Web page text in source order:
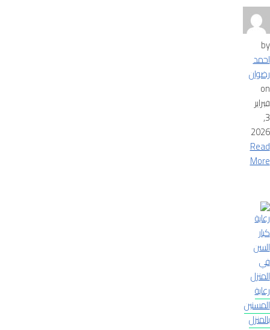
by
احمد
رضوان
on
فبراير
3,
2026
Read
More
رعاية
المسنين
بالمنزل